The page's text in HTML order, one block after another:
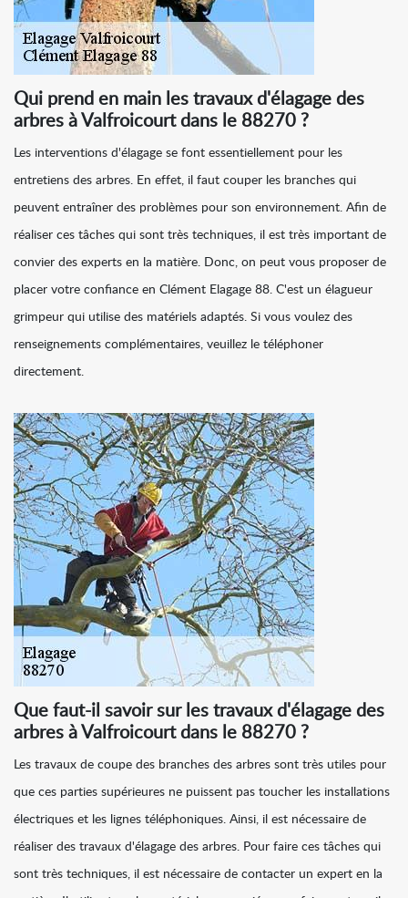
Qui prend en main les travaux d'élagage des
arbres à Valfroicourt dans le 88270 ?
Les interventions d'élagage se font essentiellement pour les
entretiens des arbres. En effet, il faut couper les branches qui
peuvent entraîner des problèmes pour son environnement. Afin de
réaliser ces tâches qui sont très techniques, il est très important de
convier des experts en la matière. Donc, on peut vous proposer de
placer votre confiance en Clément Elagage 88. C'est un élagueur
grimpeur qui utilise des matériels adaptés. Si vous voulez des
renseignements complémentaires, veuillez le téléphoner
directement.
Que faut-il savoir sur les travaux d'élagage des
arbres à Valfroicourt dans le 88270 ?
Les travaux de coupe des branches des arbres sont très utiles pour
que ces parties supérieures ne puissent pas toucher les installations
électriques et les lignes téléphoniques. Ainsi, il est nécessaire de
réaliser des travaux d'élagage des arbres. Pour faire ces tâches qui
sont très techniques, il est nécessaire de contacter un expert en la